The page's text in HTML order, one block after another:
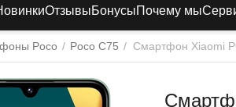
ОтзывыБонусыПочему мы
Poco / Poco C75 / Смартфон Xiaomi